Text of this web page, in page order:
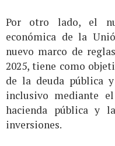
Por otro lado, el
económica de la
nuevo marco de
2025, tiene como
de la deuda pública
inclusivo mediante
hacienda pública y
inversiones.